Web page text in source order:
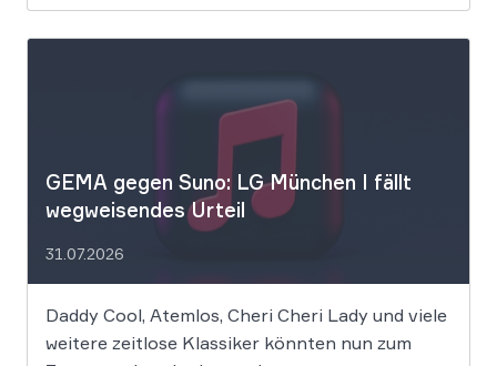
liefern, wirft der Einsatz von Algorithmen in der
Kreativbranche komplexe juristische Fragen
das Patentrecht […]
GEMA gegen Suno: LG München I fällt
wegweisendes Urteil
31.07.2026
Daddy Cool, Atemlos, Cheri Cheri Lady und viele
weitere zeitlose Klassiker könnten nun zum